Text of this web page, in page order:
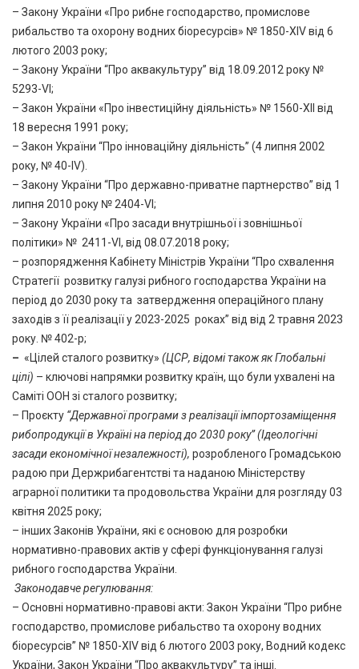
– Закону України «Про рибне господарство, промислове
рибальство та охорону водних біоресурсів» № 1850-XIV від 6
лютого 2003 року;
– Закону України “Про аквакультуру” від 18.09.2012 року №
5293-VI;
– Закон України «Про інвестиційну діяльність» № 1560-XII від
18 вересня 1991 року;
– Закон України “Про інноваційну діяльність” (4 липня 2002
року, № 40-IV).
– Закону України “Про державно-приватне партнерство” від 1
липня 2010 року № 2404-VI;
– Закону України «Про засади внутрішньої і зовнішньої
політики» № 2411-VI, від 08.07.2018 року;
– розпорядження Кабінету Міністрів України “Про схвалення
Стратегії розвитку галузі рибного господарства України на
період до 2030 року та затвердження операційного плану
заходів з її реалізації у 2023-2025 роках” від від 2 травня 2023
року. № 402-р;
– «Цілей сталого розвитку» (ЦСР, відомі також як Глобальні
цілі) – ключові напрямки розвитку країн, що були ухвалені на
Саміті ООН зі сталого розвитку;
– Проєкту “Державної програми з реалізації імпортозаміщення
рибопродукції в Україні на період до 2030 року”(Ідеологічні
засади економічної незалежності), розробленого Громадською
радою при Держрибагентстві та наданою Міністерству
аграрної политики та продовольства України для розгляду 03
квітня 2025 року;
– інших Законів України, які є основою для розробки
нормативно-правових актів у сфері функціонування галузі
рибного господарства України.
Законодавче регулювання:
– Основні нормативно-правові акти: Закон України “Про рибне
господарство, промислове рибальство та охорону водних
біоресурсів” № 1850-XIV від 6 лютого 2003 року, Водний кодекс
України, Закон України “Про аквакультуру” та інші.